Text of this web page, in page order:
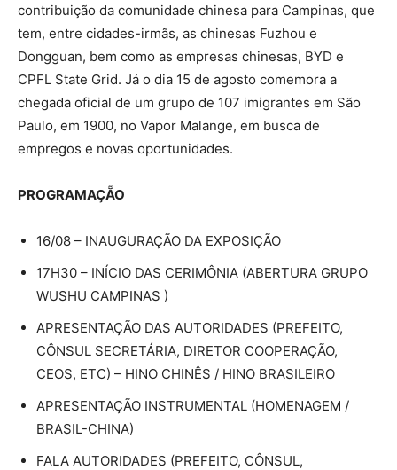
contribuição da comunidade chinesa para Campinas, que
tem, entre cidades-irmãs, as chinesas Fuzhou e
Dongguan, bem como as empresas chinesas, BYD e
CPFL State Grid. Já o dia 15 de agosto comemora a
chegada oficial de um grupo de 107 imigrantes em São
Paulo, em 1900, no Vapor Malange, em busca de
empregos e novas oportunidades.
PROGRAMAÇẴO
16/08 – INAUGURAÇÃO DA EXPOSIÇÃO
17H30 – INÍCIO DAS CERIMÔNIA (ABERTURA GRUPO
WUSHU CAMPINAS )
APRESENTAÇÃO DAS AUTORIDADES (PREFEITO,
CÔNSUL SECRETÁRIA, DIRETOR COOPERAÇÃO,
CEOS, ETC) – HINO CHINÊS / HINO BRASILEIRO
APRESENTAÇÃO INSTRUMENTAL (HOMENAGEM /
BRASIL-CHINA)
FALA AUTORIDADES (PREFEITO, CÔNSUL,